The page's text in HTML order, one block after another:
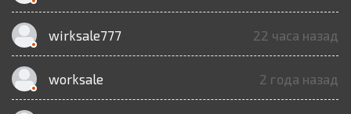
wirksale777 22 часа назад
worksale 2 года назад